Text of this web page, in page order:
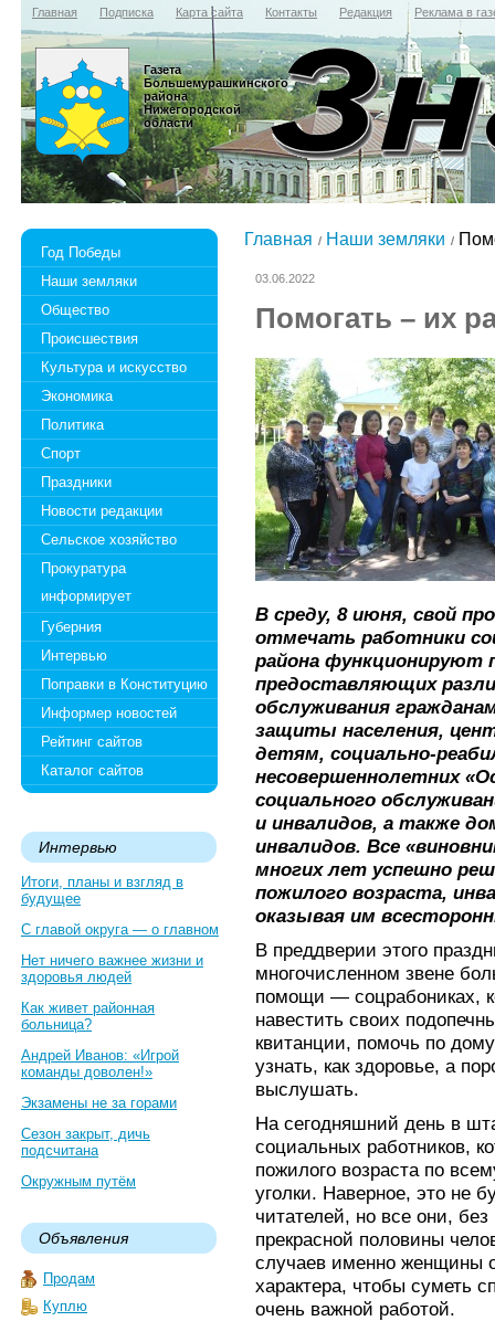
Главная Подписка Карта сайта Контакты Редакция Реклама в
Газета
Большемурашкинского
района
Нижегородской
области
Год Победы
Наши земляки
Общество
Происшествия
Культура и искусство
Экономика
Политика
Спорт
Праздники
Новости редакции
Сельское хозяйство
Прокуратура
информирует
Губерния
Интервью
Поправки в Конституцию
Информер новостей
Рейтинг сайтов
Каталог сайтов
Интервью
Итоги, планы и взгляд в
будущее
С главой округа — о главном
Нет ничего важнее жизни и
здоровья людей
Как живет районная
больница?
Андрей Иванов: «Игрой
команды доволен!»
Экзамены не за горами
Сезон закрыт, дичь
подсчитана
Окружным путём
Объявления
Продам
Куплю
Главная Наши земляки
03.06.2022
Помогать – их
В среду, 8 июня, свой
отмечать работники
района функционируют
предоставляющих
обслуживания
защиты населения,
детям, социально-
несовершеннолетних
социального
и инвалидов, а также
инвалидов. Все
многих лет успешно
пожилого возраста,
оказывая им
В преддверии этого
многочисленном звене
помощи — соцрабониках,
навестить своих
квитанции, помочь по
узнать, как здоровье, а
выслушать.
На сегодняшний день в
социальных работников,
пожилого возраста по
уголки. Наверное, это не
читателей, но все они,
прекрасной половины
случаев именно женщины
характера, чтобы суметь
очень важной работой.